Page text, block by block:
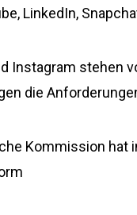
LinkedIn,
Instagram stehen
die
Kommission hat